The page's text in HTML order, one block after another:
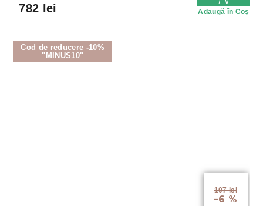
782 lei Adaugă în Coş
Cod de reducere -10%
"MINUS10"
107 lei
–6 %